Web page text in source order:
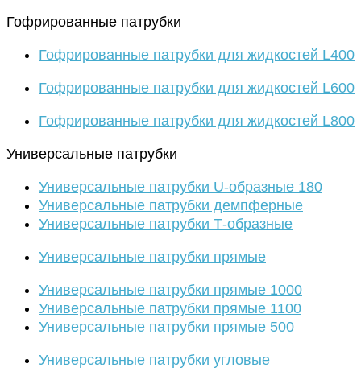
Гофрированные патрубки
Гофрированные патрубки для жидкостей L400
Гофрированные патрубки для жидкостей L600
Гофрированные патрубки для жидкостей L800
Универсальные патрубки
Универсальные патрубки U-образные 180
Универсальные патрубки демпферные
Универсальные патрубки Т-образные
Универсальные патрубки прямые
Универсальные патрубки прямые 1000
Универсальные патрубки прямые 1100
Универсальные патрубки прямые 500
Универсальные патрубки угловые